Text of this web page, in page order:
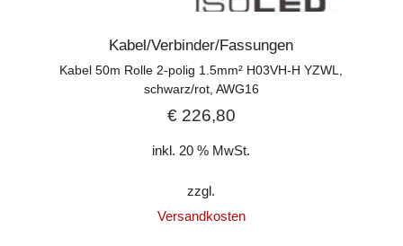
Kabel/Verbinder/Fassungen
Kabel 50m Rolle 2-polig 1.5mm² H03VH-H YZWL,
schwarz/rot, AWG16
€226,80
inkl. 20 % MwSt.
zzgl.
Versandkosten